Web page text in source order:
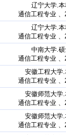
辽宁大学.
通信工程专业 、
辽宁大学.
通信工程专业 、
中南大学.
通信工程专业 、
安徽工程大学
通信工程专业 、
安徽师范大学
通信工程专业 、
安徽师范大学
通信工程专业 、